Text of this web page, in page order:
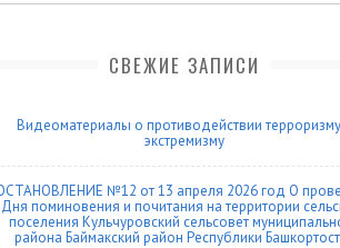
СВЕЖИЕ ЗАПИСИ
Видеоматериалы о противодействии
экстремизму
№12 от 13 апреля 2026 год О
Дня поминовения и почитания на территории
поселения Кульчуровский сельсовет
района Баймакский район Республики